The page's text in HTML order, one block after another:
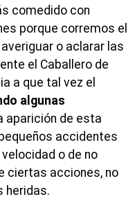
comedido con
porque corremos el
o aclarar las
el Caballero de
a que tal vez el
algunas
aparición de esta
accidentes
o de no
ciertas acciones, no
heridas.